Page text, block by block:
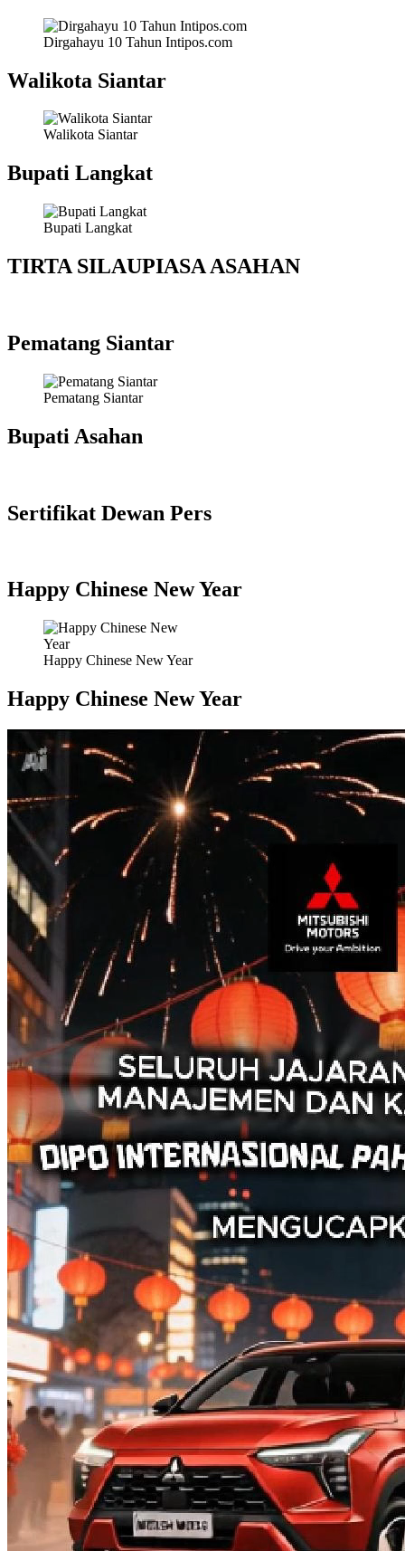
Dirgahayu 10 Tahun Intipos.com
Walikota Siantar
Walikota Siantar
Bupati Langkat
Bupati Langkat
TIRTA SILAUPIASA ASAHAN
Pematang Siantar
Pematang Siantar
Bupati Asahan
Sertifikat Dewan Pers
Happy Chinese New Year
Happy Chinese New Year
Happy Chinese New Year